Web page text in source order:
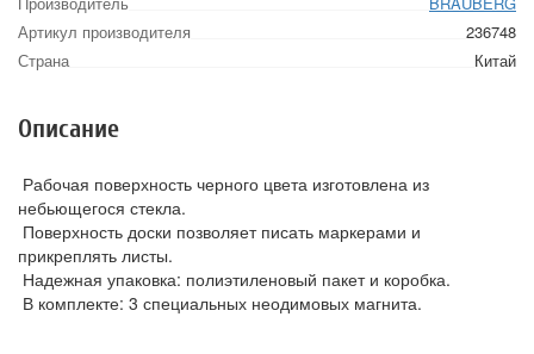
Артикул производителя
236748
Страна
Китай
Описание
Рабочая поверхность черного цвета изготовлена из
небьющегося стекла.
Поверхность доски позволяет писать маркерами и
прикреплять листы.
Надежная упаковка: полиэтиленовый пакет и коробка.
В комплекте: 3 специальных неодимовых магнита.